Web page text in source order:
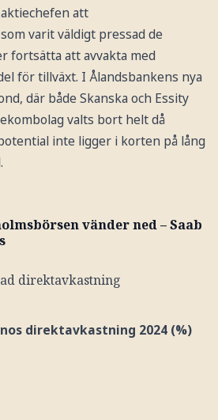
att
varit väldigt pressad de
fortsätta att avvakta med
för tillväxt. I Ålandsbankens nya
där både Skanska och Essity
valts bort helt då
inte ligger i korten på lång
vänder ned – Saab
direktavkastning
direktavkastning 2024 (%)